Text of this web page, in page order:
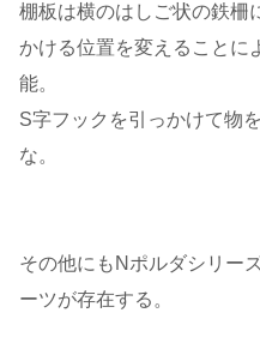
棚板は横のはしご状の鉄柵
かける位置を変えることに
能。
S字フックを引っかけて物
な。
その他にもNポルダシリー
ーツが存在する。